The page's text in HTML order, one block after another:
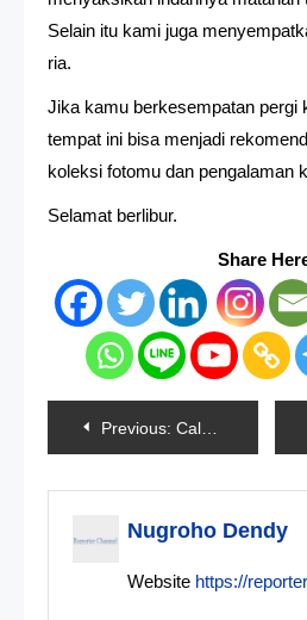
Selain itu kami juga
ria.
Jika kamu berkesempatan pergi
tempat ini bisa menjadi
koleksi fotomu dan pengalaman
Selamat berlibur.
Share
Navigasi
pos
Previous: Calon Bupati Bolaang Mongondov Selatan Positif Covid-19
Nugroho Dendy
Website https://